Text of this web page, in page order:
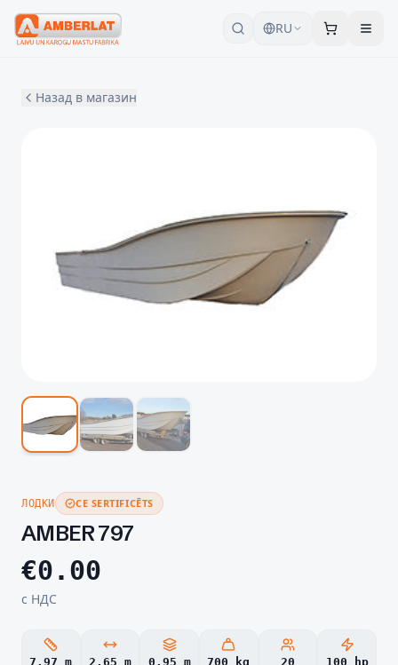
RU
Назад в магазин
ЛОДКИ CE SERTIFICĒTS
AMBER 797
€0.00
с НДС
7.97 m 2.65 m 0.95 m 700 kg 20 100 hp